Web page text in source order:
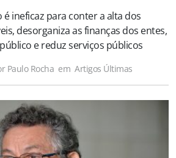
ineficaz para conter a alta dos
desorganiza as finanças dos entes,
e reduz serviços públicos
Paulo Rocha em Artigos Últimas